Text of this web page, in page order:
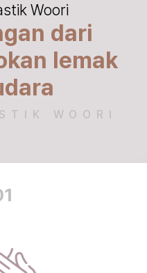
Woori
dari
lemak
WOORI